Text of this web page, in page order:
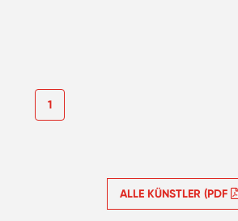
1
ALLE KÜNSTLER (PDF